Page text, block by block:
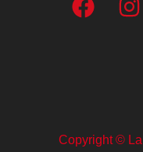
Copyright ©